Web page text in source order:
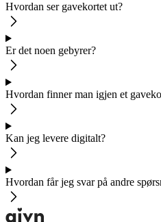
Hvordan ser gavekortet ut?
Er det noen gebyrer?
Hvordan finner man igjen et
Kan jeg levere digitalt?
Hvordan får jeg svar på andre